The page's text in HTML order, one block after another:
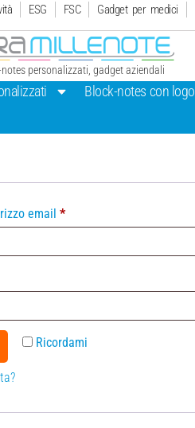
ESG FSC Gadget per medici
personalizzati, gadget aziendali
Block-notes con logo
email *
Ricordami